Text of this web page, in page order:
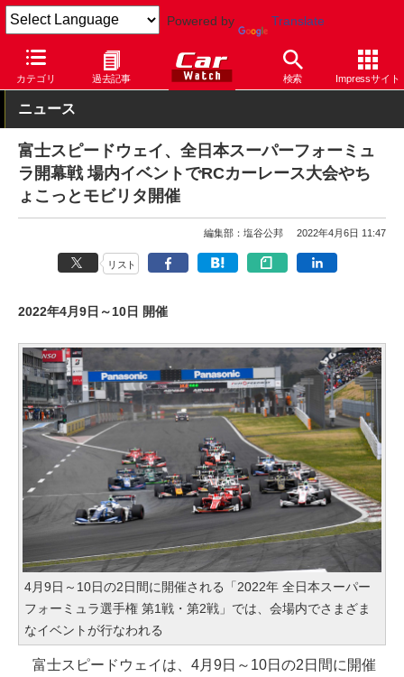
Powered by Translate
カテゴリ 過去記事 検索 Impressサイト
Car Watch モータースポーツ サーキット 富士スピードウェイ
ニュース
富士スピードウェイ、全日本スーパーフォーミュ
ラ開幕戦 場内イベントでRCカーレース大会やち
ょこっとモビリタ開催
編集部：塩谷公邦 2022年4月6日 11:47
リスト
2022年4月9日～10日 開催
4月9日～10日の2日間に開催される「2022年 全日本スーパー
フォーミュラ選手権 第1戦・第2戦」では、会場内でさまざま
なイベントが行なわれる
富士スピードウェイは、4月9日～10日の2日間に開催